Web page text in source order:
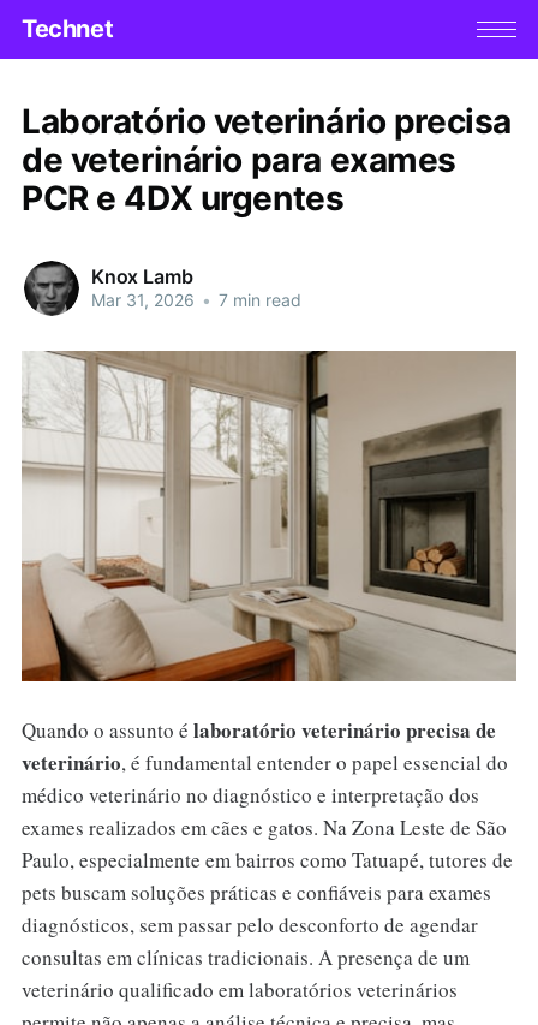
Technet
Laboratório veterinário precisa
de veterinário para exames
PCR e 4DX urgentes
Knox Lamb
Mar 31, 2026 • 7 min read
Quando o assunto é laboratório veterinário precisa de
veterinário, é fundamental entender o papel essencial do
médico veterinário no diagnóstico e interpretação dos
exames realizados em cães e gatos. Na Zona Leste de São
Paulo, especialmente em bairros como Tatuapé, tutores de
pets buscam soluções práticas e confiáveis para exames
diagnósticos, sem passar pelo desconforto de agendar
consultas em clínicas tradicionais. A presença de um
veterinário qualificado em laboratórios veterinários